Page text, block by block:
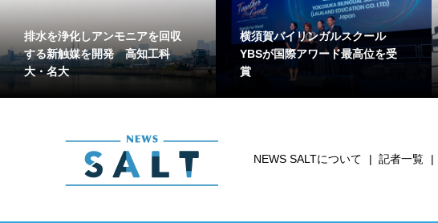
排水を浄化しアンモニアを回収
する新触媒を開発 高知工科
大・名大
横須賀バイリンガルスクール
YBSが国際アワード最高位を受
賞
NEWS SALTについて 記者一覧